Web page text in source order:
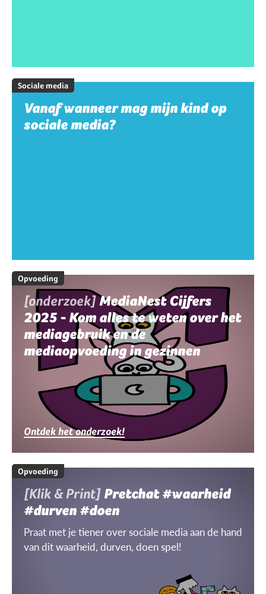
Sociale media
Vanaf wanneer mag mijn kind op
sociale media?
Opvoeding
[onderzoek]MediaNest Cijfers
2025 - Kom alles te weten over het
mediagebruik en de
mediaopvoeding in gezinnen
Ontdek het onderzoek!
Opvoeding
[Klik & Print] Pretchat #waarheid
#durven #doen
Praat met je tiener over sociale media aan de hand
van dit waarheid, durven, doen spel!